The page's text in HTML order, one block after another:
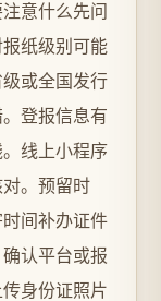
意什么先问
纸级别可能
或全国发行
登报信息有
线上小程序
。预留时
间补办证件
认平台或报
身份证照片